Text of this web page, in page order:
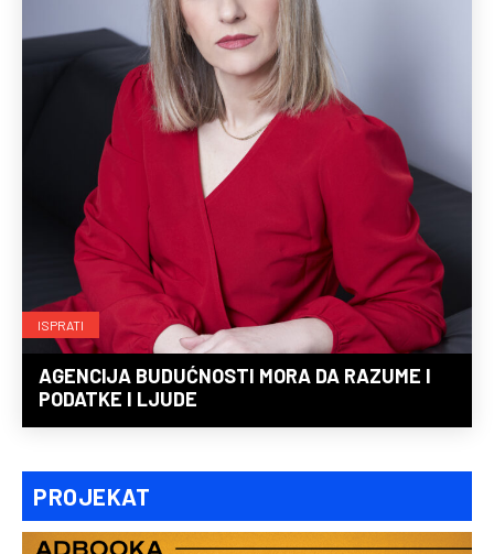
ISPRATI
AGENCIJA BUDUĆNOSTI MORA DA RAZUME I
PODATKE I LJUDE
PROJEKAT